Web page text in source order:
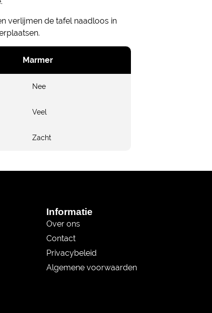
verlijmen de tafel naadloos in
Marmer
Nee
Veel
Zacht
Informatie
Over ons
Contact
Privacybeleid
Algemene voorwaarden